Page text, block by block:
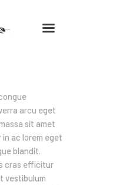
arcu eget
sit amet
ac lorem eget
blandit.
cras efficitur
vestibulum